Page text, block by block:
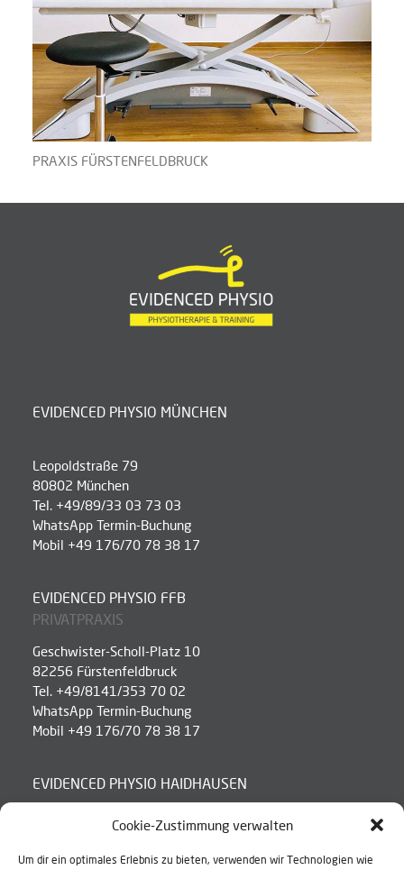
Cookie-Zustimmung verwalten
Um dir ein optimales Erlebnis zu bieten, verwenden wir Technologien wie
PRAXIS FÜRSTENFELDBRUCK
EVIDENCED PHYSIO MÜNCHEN
Leopoldstraße 79
80802 München
Tel. +49/89/33 03 73 03
WhatsApp Termin-Buchung
Mobil +49 176/70 78 38 17
EVIDENCED PHYSIO FFB
PRIVATPRAXIS
Geschwister-Scholl-Platz 10
82256 Fürstenfeldbruck
Tel. +49/8141/353 70 02
WhatsApp Termin-Buchung
Mobil +49 176/70 78 38 17
EVIDENCED PHYSIO HAIDHAUSEN
Kellerstraße 29